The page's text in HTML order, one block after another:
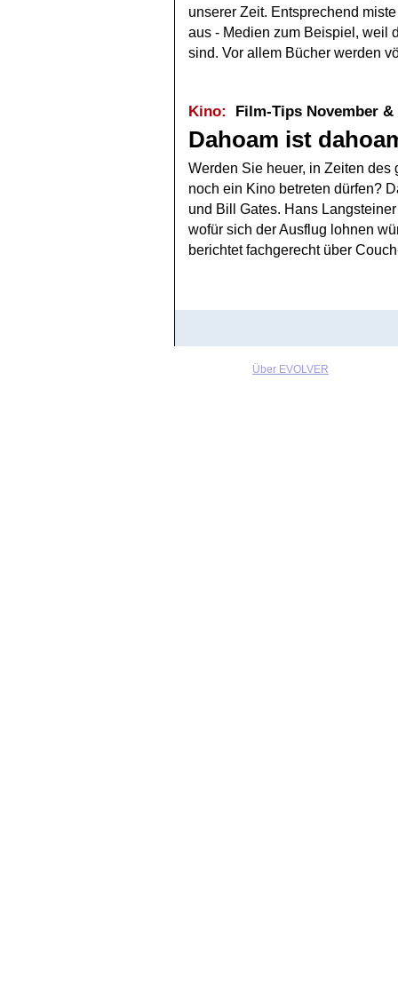
unserer Zeit. Entsprechend
aus - Medien zum Beispiel, weil
sind. Vor allem Bücher werden
Kino: Film-Tips November &
Dahoam ist
Werden Sie heuer, in Zeiten des
noch ein Kino betreten dürfen?
und Bill Gates. Hans
wofür sich der Ausflug lohnen
berichtet fachgerecht über
Über EVOLVER